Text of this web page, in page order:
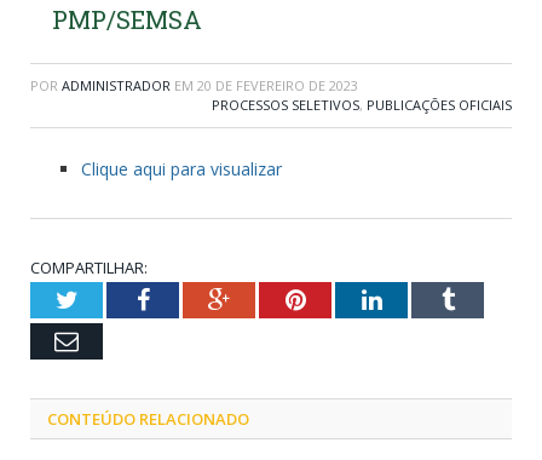
PMP/SEMSA
POR ADMINISTRADOR EM 20 DE FEVEREIRO DE 2023
PROCESSOS SELETIVOS, PUBLICAÇÕES OFICIAIS
Clique aqui para visualizar
COMPARTILHAR:
TwitterFacebookGoogle+PinterestLinkedInTumblr
Email
CONTEÚDO RELACIONADO